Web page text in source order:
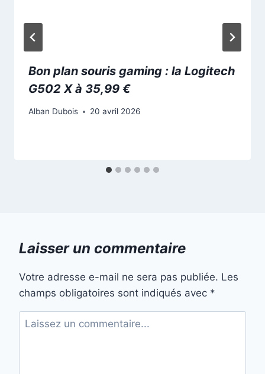
Bon plan souris gaming : la Logitech
G502 X à 35,99 €
Alban Dubois 20 avril 2026
Laisser un commentaire
Votre adresse e-mail ne sera pas publiée. Les
champs obligatoires sont indiqués avec *